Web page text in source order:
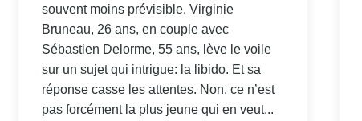
souvent moins prévisible. Virginie
Bruneau, 26 ans, en couple avec
Sébastien Delorme, 55 ans, lève le voile
sur un sujet qui intrigue: la libido. Et sa
réponse casse les attentes. Non, ce n’est
pas forcément la plus jeune qui en veut...